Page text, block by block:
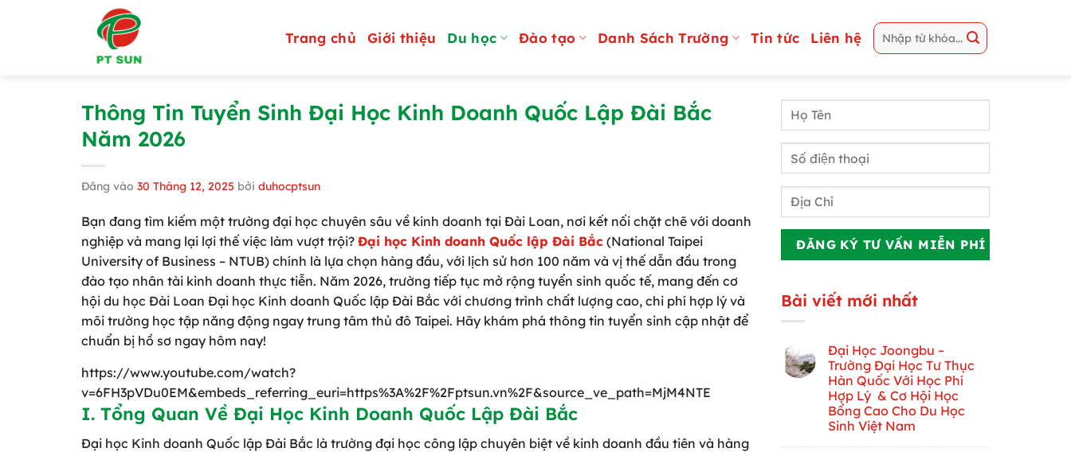
Trang chủ Giới thiệu Du học Đào tạo Danh Sách Trường Tin tức Liên hệ
Thông Tin Tuyển Sinh Đại Học Kinh Doanh Quốc Lập Đài Bắc
Năm 2026
Đăng vào 30 Tháng 12, 2025 bởi duhocptsun
Bạn đang tìm kiếm một trường đại học chuyên sâu về kinh doanh tại Đài Loan, nơi kết nối chặt chẽ với doanh
nghiệp và mang lại lợi thế việc làm vượt trội? Đại học Kinh doanh Quốc lập Đài Bắc (National Taipei
University of Business – NTUB) chính là lựa chọn hàng đầu, với lịch sử hơn 100 năm và vị thế dẫn đầu trong
đào tạo nhân tài kinh doanh thực tiễn. Năm 2026, trường tiếp tục mở rộng tuyển sinh quốc tế, mang đến cơ
hội du học Đài Loan Đại học Kinh doanh Quốc lập Đài Bắc với chương trình chất lượng cao, chi phí hợp lý và
môi trường học tập năng động ngay trung tâm thủ đô Taipei. Hãy khám phá thông tin tuyển sinh cập nhật để
chuẩn bị hồ sơ ngay hôm nay!
https://www.youtube.com/watch?
v=6FH3pVDu0EM&embeds_referring_euri=https%3A%2F%2Fptsun.vn%2F&source_ve_path=MjM4NTE
I. Tổng Quan Về Đại Học Kinh Doanh Quốc Lập Đài Bắc
Đại học Kinh doanh Quốc lập Đài Bắc là trường đại học công lập chuyên biệt về kinh doanh đầu tiên và hàng
Bài viết mới nhất
Đại Học Joongbu –
Trường Đại Học Tư Thục
Hàn Quốc Với Học Phí
Hợp Lý & Cơ Hội Học
Bổng Cao Cho Du Học
Sinh Việt Nam